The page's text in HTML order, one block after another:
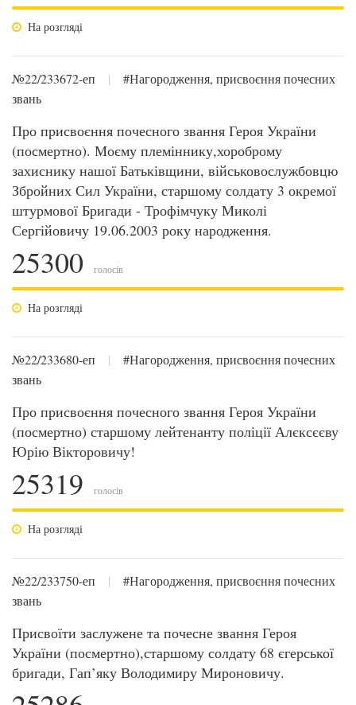
На розгляді
№22/233672-еп |
#Нагородження, присвоєння почесних
звань
Про присвоєння почесного звання Героя України
(посмертно). Моєму племіннику,хороброму
захиснику нашої Батьківщини, військовослужбовцю
Збройних Сил України, старшому солдату 3 окремої
штурмової Бригади - Трофімчуку Миколі
Сергійовичу 19.06.2003 року народження.
25300 голосів
На розгляді
№22/233680-еп |
#Нагородження, присвоєння почесних
звань
Про присвоєння почесного звання Героя України
(посмертно) старшому лейтенанту поліції Алєксєєву
Юрію Вікторовичу!
25319 голосів
На розгляді
№22/233750-еп |
#Нагородження, присвоєння почесних
звань
Присвоїти заслужене та почесне звання Героя
України (посмертно),старшому солдату 68 єгерської
бригади, Гап’яку Володимиру Мироновичу.